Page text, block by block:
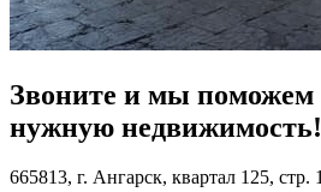
Звоните и мы поможем
нужную недвижимость!
665813, г. Ангарск, квартал 125, стр.